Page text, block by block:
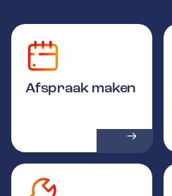
Afspraak maken